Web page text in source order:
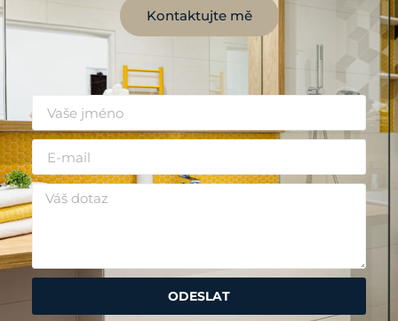
Kontaktujte mě
ODESLAT